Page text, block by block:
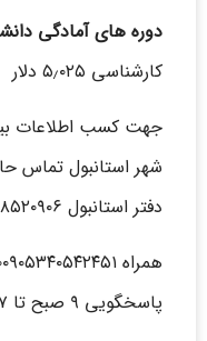
دوره های آمادگی
کارشناسی ۵٫۰۲۵ دلار
جهت کسب اطلاعات
شهر استانبول تماس
دفتر استانبول ۰۰۹۰۲۱۲۸۵۲۰۹۰۶
همراه ۰۰۹۰۵۳۴۰۵۴۲۴۵۱
پاسخگویی ۹ صبح تا ۷ شب حتی ایام تعطیل